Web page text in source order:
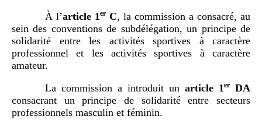
À l’article 1 er C, la commission a consacré, au
sein des conventions de subdélégation, un principe de
solidarité entre les activités sportives à caractère
professionnel et les activités sportives à caractère
amateur.
La commission a introduit un article 1 erDA
consacrant un principe de solidarité entre secteurs
professionnels masculin et féminin.